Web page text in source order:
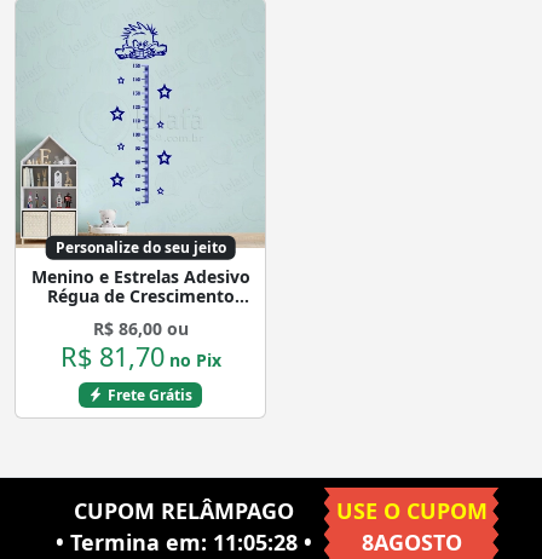
Personalize do seu jeito
Menino e Estrelas Adesivo
Régua de Crescimento
para Quarto, Porta e
Parede Mod:156
R$ 86,00 ou
R$ 81,70 no Pix
Frete Grátis
CUPOM RELÂMPAGO
• Termina em: 11:05:28•
USE O CUPOM
8AGOSTO